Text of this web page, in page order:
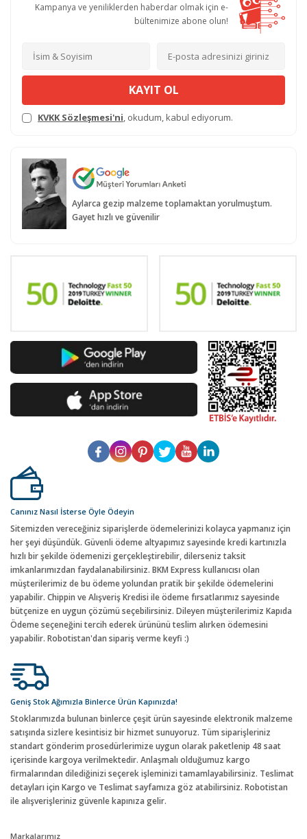
Kampanya ve yeniliklerden haberdar olmak için e-
bültenimize abone olun!
KAYIT OL
KVKK Sözleşmesi'ni, okudum, kabul ediyorum.
Aylarca gezip malzeme toplamaktan yorulmuştum.
Gayet hızlı ve güvenilir
Canınız Nasıl İsterse Öyle Ödeyin
Sitemizden vereceğiniz siparişlerde ödemelerinizi kolayca yapmanız için
her şeyi düşündük. Güvenli ödeme altyapımız sayesinde kredi kartınızla
hızlı bir şekilde ödemenizi gerçekleştirebilir, dilerseniz taksit
imkanlarımızdan faydalanabilirsiniz. BKM Express kullanıcısı olan
müşterilerimiz de bu ödeme yolundan pratik bir şekilde ödemelerini
yapabilir. Chippin ve Alışveriş Kredisi ile ödeme fırsatlarımız sayesinde
bütçenize en uygun çözümü seçebilirsiniz. Dileyen müşterilerimiz Kapıda
Ödeme seçeneğini tercih ederek ürününü teslim alırken ödemesini
yapabilir. Robotistan'dan sipariş verme keyfi :)
Geniş Stok Ağımızla Binlerce Ürün Kapınızda!
Stoklarımızda bulunan binlerce çeşit ürün sayesinde elektronik malzeme
satışında sizlere kesintisiz bir hizmet sunuyoruz. Tüm siparişleriniz
standart gönderim prosedürlerimize uygun olarak paketlenip 48 saat
içerisinde kargoya verilmektedir. Anlaşmalı olduğumuz kargo
firmalarından dilediğinizi seçerek işleminizi tamamlayabilirsiniz. Teslimat
detayları için Kargo ve Teslimat sayfamıza göz atabilirsiniz. Robotistan
ile alışverişleriniz güvenle kapınıza gelir.
Markalarımız